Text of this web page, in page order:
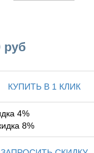
руб
КУПИТЬ В 1 КЛИК
4%
8%